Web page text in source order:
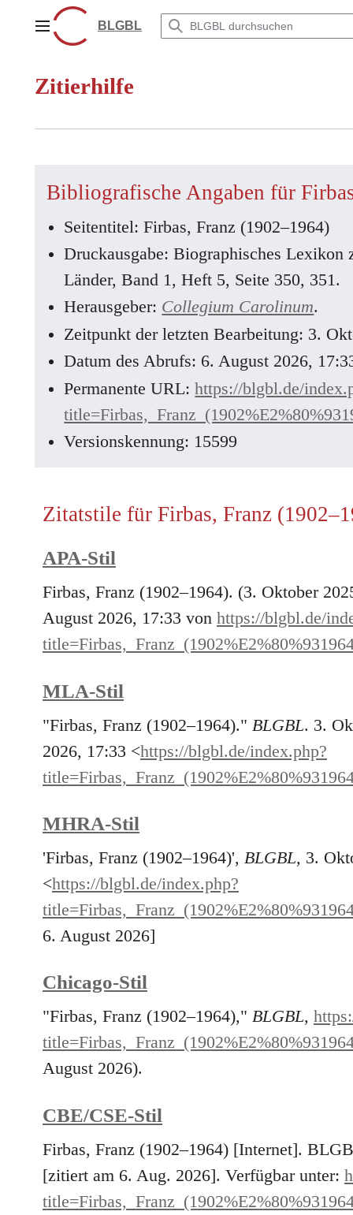
springenHauptmenüBLGBL
Zitierhilfe
Bibliografische Angaben für
Seitentitel: Firbas, Franz (1902–1964)
Druckausgabe: Biographisches Lexikon
Länder, Band 1, Heft 5, Seite 350, 351.
Herausgeber: Collegium Carolinum.
Zeitpunkt der letzten Bearbeitung: 3.
Datum des Abrufs: 6. August 2026,
Permanente URL:https://blgbl.de/
Versionskennung: 15599
Zitatstile für Firbas, Franz
APA-Stil
Firbas, Franz (1902–1964). (3. Oktober
August 2026, 17:33 von https://blgbl.de/
MLA-Stil
"Firbas, Franz (1902–1964)." BLGBL. 3.
2026, 17:33 <https://blgbl.de/index.php?
MHRA-Stil
'Firbas, Franz (1902–1964)', BLGBL, 3.
<https://blgbl.de/index.php?
6. August 2026]
Chicago-Stil
"Firbas, Franz (1902–1964)," BLGBL,
August 2026).
CBE/CSE-Stil
Firbas, Franz (1902–1964) [Internet].
[zitiert am 6. Aug. 2026]. Verfügbar unter: